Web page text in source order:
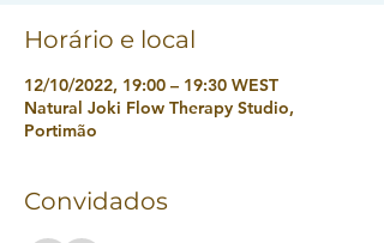
Horário e local
12/10/2022, 19:00 – 19:30 WEST
Natural Joki Flow Therapy Studio,
Portimão
Convidados